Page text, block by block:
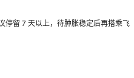
停留 7 天以上，待肿胀稳定后再搭乘飞